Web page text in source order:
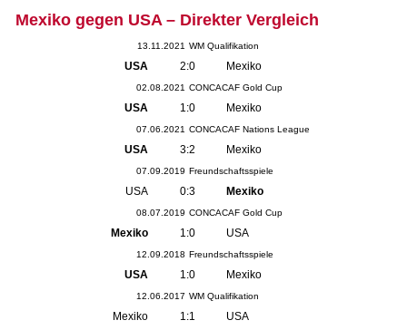
Mexiko gegen USA – Direkter Vergleich
13.11.2021 WM Qualifikation
USA 2:0 Mexiko
02.08.2021 CONCACAF Gold Cup
USA 1:0 Mexiko
07.06.2021 CONCACAF Nations League
USA 3:2 Mexiko
07.09.2019 Freundschaftsspiele
USA 0:3 Mexiko
08.07.2019 CONCACAF Gold Cup
Mexiko 1:0 USA
12.09.2018 Freundschaftsspiele
USA 1:0 Mexiko
12.06.2017 WM Qualifikation
Mexiko 1:1 USA